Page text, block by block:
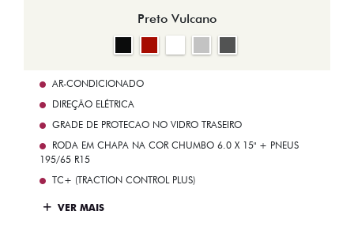
Preto Vulcano
AR-CONDICIONADO
DIREÇÃO ELÉTRICA
GRADE DE PROTECAO NO VIDRO TRASEIRO
RODA EM CHAPA NA COR CHUMBO 6.0 X 15" + PNEUS
195/65 R15
TC+ (TRACTION CONTROL PLUS)
VER MAIS